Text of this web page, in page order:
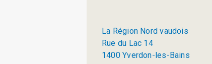
La Région Nord vaudois
Rue du Lac 14
1400 Yverdon-les-Bains